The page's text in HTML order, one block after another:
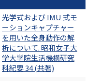
光学式および IMU 式モ
ーションキャプチャー
を用いた全身動作の解
析について. 昭和女子大
学大学院生活機構研究
科紀要 34 (共著)